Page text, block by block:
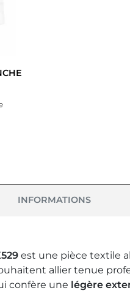
INFORMATIONS
est une pièce textile
allier tenue
confère une légère